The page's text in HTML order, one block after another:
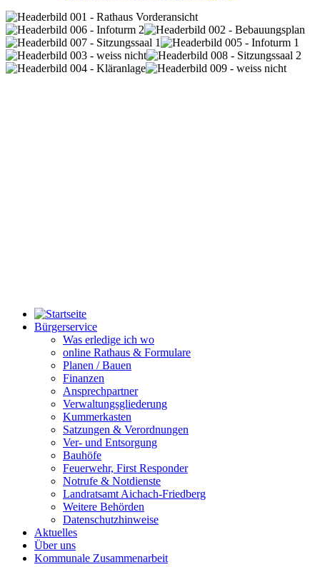
Bürgerservice
Was erledige ich wo
online Rathaus & Formulare
Planen / Bauen
Finanzen
Ansprechpartner
Verwaltungsgliederung
Kummerkasten
Satzungen & Verordnungen
Ver- und Entsorgung
Bauhöfe
Feuerwehr, First Responder
Notrufe & Notdienste
Landratsamt Aichach-Friedberg
Weitere Behörden
Datenschutzhinweise
Aktuelles
Über uns
Kommunale Zusammenarbeit